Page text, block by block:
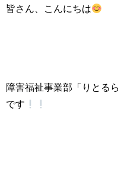
皆さん、こんにちは
障害福祉事業部「りとる
です